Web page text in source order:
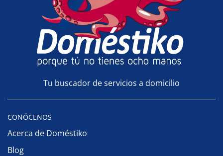
Tu buscador de servicios a domicilio
CONÓCENOS
Acerca de Doméstiko
Blog